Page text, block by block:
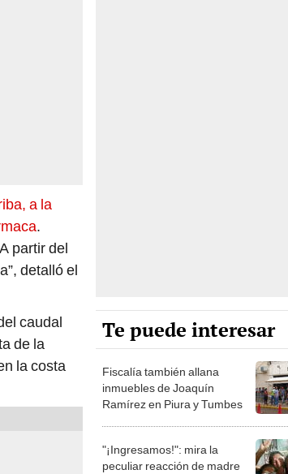
a la
.
partir del
detalló el
caudal
de la
la costa
Te puede interesar
Fiscalía también allana
inmuebles de Joaquín
Ramírez en Piura y Tumbes
"¡Ingresamos!": mira la
peculiar reacción de madre